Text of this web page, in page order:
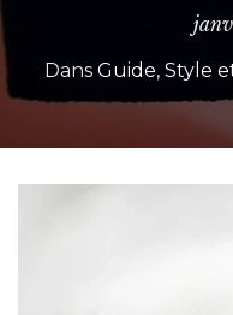
Dans Guide, Style